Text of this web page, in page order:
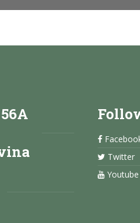
Twitter
Youtube